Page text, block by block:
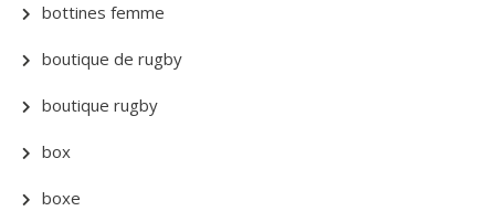
bottines femme
boutique de rugby
boutique rugby
box
boxe